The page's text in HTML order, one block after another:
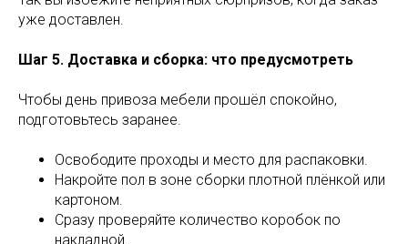
уже доставлен.
Шаг 5. Доставка и сборка: что предусмотреть
Чтобы день привоза мебели прошёл спокойно,
подготовьтесь заранее.
Освободите проходы и место для распаковки.
Накройте пол в зоне сборки плотной плёнкой или
картоном.
Сразу проверяйте количество коробок по
накладной.